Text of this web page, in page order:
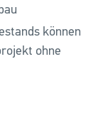
können
ohne